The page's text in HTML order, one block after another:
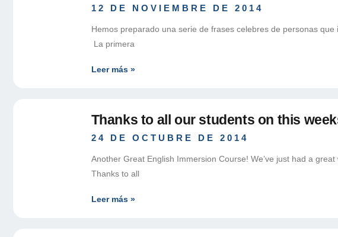
12 DE NOVIEMBRE DE 2014
Hemos preparado una serie de frases celebres de personas
La primera
Leer más »
Thanks to all our students on this
24 DE OCTUBRE DE 2014
Another Great English Immersion Course! We’ve just had a
Thanks to all
Leer más »